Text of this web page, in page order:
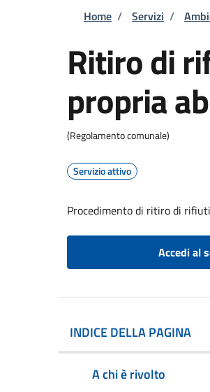
Briciole di
Home / Servizi /
Ritiro di
propria
(Regolamento comunale)
Servizio attivo
Procedimento di ritiro di
Accedi al
INDICE DELLA PAGINA
A chi è rivolto